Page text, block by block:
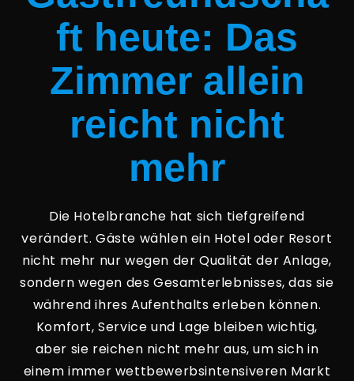
ft heute: Das
Zimmer allein
reicht nicht
mehr
Die Hotelbranche hat sich tiefgreifend
verändert. Gäste wählen ein Hotel oder Resort
nicht mehr nur wegen der Qualität der Anlage,
sondern wegen des Gesamterlebnisses, das sie
während ihres Aufenthalts erleben können.
Komfort, Service und Lage bleiben wichtig,
aber sie reichen nicht mehr aus, um sich in
einem immer wettbewerbsintensiveren Markt